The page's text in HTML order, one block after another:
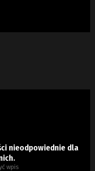
nieodpowiednie dla
wpis